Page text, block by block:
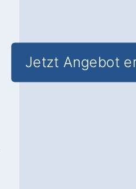
Jetzt Angebot